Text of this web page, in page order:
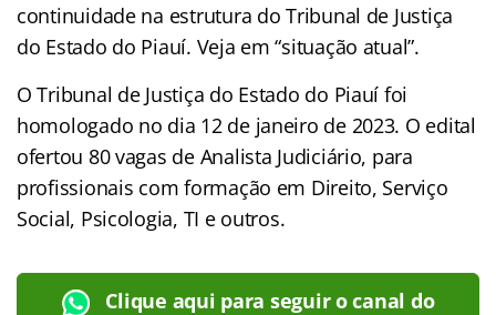
continuidade na estrutura do Tribunal de Justiça
do Estado do Piauí. Veja em “situação atual”.
O Tribunal de Justiça do Estado do Piauí foi
homologado no dia 12 de janeiro de 2023. O edital
ofertou 80 vagas de Analista Judiciário, para
profissionais com formação em Direito, Serviço
Social, Psicologia, TI e outros.
Clique aqui para seguir o canal do